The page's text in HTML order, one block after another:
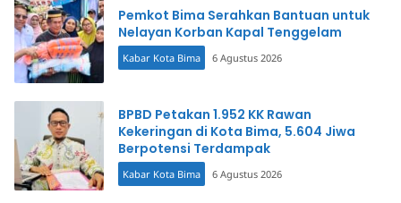
Pemkot Bima Serahkan Bantuan untuk
Nelayan Korban Kapal Tenggelam
Kabar Kota Bima 6 Agustus 2026
BPBD Petakan 1.952 KK Rawan
Kekeringan di Kota Bima, 5.604 Jiwa
Berpotensi Terdampak
Kabar Kota Bima 6 Agustus 2026